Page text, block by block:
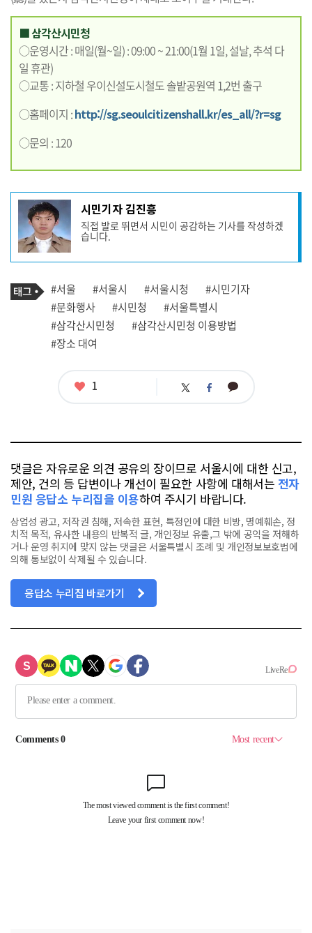
■ 삼각산시민청
○운영시간 : 매일(월~일) : 09:00 ~ 21:00(1월 1일, 설날, 추석 다
일 휴관)
○교통 : 지하철 우이신설도시철도 솔밭공원역 1,2번 출구
○홈페이지 :http://sg.seoulcitizenshall.kr/es_all/?r=sg
○문의 : 120
기
사
작
성
자
프
필
시민기자 김진흥
직접 발로 뛰면서 시민이 공감하는 기사를 작성하겠
습니다.
기
사
관
련
태
그
태
그
#서울 #서울시 #서울시청
#시민기자
#문화행사
#시민청
#서울특별시
#삼각산시민청
#삼각산시민청 이용방법
#장소 대여
좋1 트 페 카
댓글은 자유로운 의견 공유의 장이므로 서울시에 대한 신고,
제안, 건의 등 답변이나 개선이 필요한 사항에 대해서는 전자
민원 응답소 누리집을 이용하여 주시기 바랍니다.
상업성 광고, 저작권 침해, 저속한 표현, 특정인에 대한 비방, 명예훼손, 정
치적 목적, 유사한 내용의 반복적 글, 개인정보 유출,그 밖에 공익을 저해하
거나 운영 취지에 맞지 않는 댓글은 서울특별시 조례 및 개인정보보호법에
의해 통보없이 삭제될 수 있습니다.
응답소 누리집 바로가기